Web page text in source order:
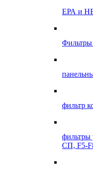
ЕРА и
фильтр
фильтры
СП, F5-